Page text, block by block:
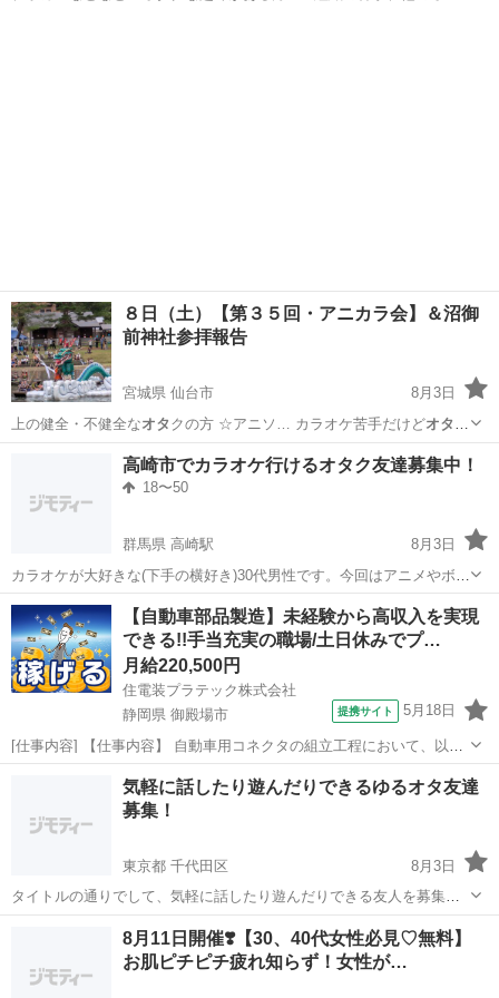
８日（土）【第３５回・アニカラ会】＆沼御
前神社参拝報告
宮城県 仙台市
8月3日
上の健全・不健全なオタ クの方 ☆アニソ… カラオケ苦手だけどオタ 話
したい方 ☆B…
仙台市 カラオケ
高崎市でカラオケ行けるオタク友達募集中！
18〜50
群馬県 高崎駅
8月3日
カラオケが大好きな(下手の横好き)30代男性です。今回はアニメやボカ
ロやVTuberなどのサブカルの曲が大好きなお友達を探しています！趣
味が合えば性別年齢問わず仲良くしたいです。合う前に打ち解けたい
など不安があれば、ジモティ...
群馬 高崎市 高崎駅 カラオケ
【自動車部品製造】未経験から高収入を実現
できる!!手当充実の職場/土日休みでプ…
月給220,500円
住電装プラテック株式会社
静岡県 御殿場市
提携サイト 5月18日
[仕事内容] 【仕事内容】 自動車用コネクタの組立工程において、以下
業務をお願いいたします。 ■組立自動機の操作 ■生産段取り ■箱替え ■
材料供給及び補助作業 （業務の変更の範囲） 会社が定める範囲の業務
御殿場市 工場
気軽に話したり遊んだりできるゆるオタ友達
募集！
東京都 千代田区
8月3日
タイトルの通りでして、気軽に話したり遊んだりできる友人を募集し
てます。 一人だと行きづらいところも一緒に行ったりできたら嬉しい
びます！ Vはホロ...
千代田区 友達
8月11日開催❣️【30、40代女性必見♡無料】
お肌ピチピチ疲れ知らず！女性が…